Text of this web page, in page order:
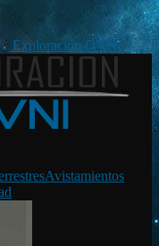
Exploración OVNI
Avistamientos